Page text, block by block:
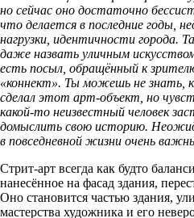
но сейчас оно достаточно
что делается в последние годы,
нагрузки, идентичности города.
даже назвать уличным
есть посыл, обращённый к
«коннект». Ты можешь не знать,
сделал этот арт-объект, но
какой-то неизвестный человек
домыслить свою историю.
в повседневной жизни очень
Стрит-арт всегда как будто
нанесённое на фасад здания,
Оно становится частью здания,
мастерства художника и его